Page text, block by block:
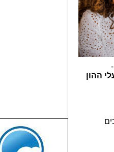
ההון
מסמכים
שבוע טוב לכל
הגולשים באשר
הם!!!